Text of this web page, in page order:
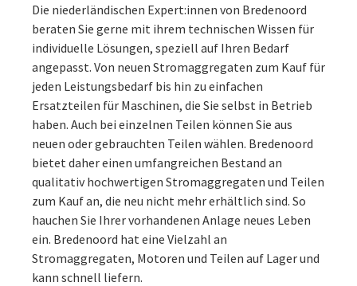
Die niederländischen Expert:innen von Bredenoord
beraten Sie gerne mit ihrem technischen Wissen für
individuelle Lösungen, speziell auf Ihren Bedarf
angepasst. Von neuen Stromaggregaten zum Kauf für
jeden Leistungsbedarf bis hin zu einfachen
Ersatzteilen für Maschinen, die Sie selbst in Betrieb
haben. Auch bei einzelnen Teilen können Sie aus
neuen oder gebrauchten Teilen wählen. Bredenoord
bietet daher einen umfangreichen Bestand an
qualitativ hochwertigen Stromaggregaten und Teilen
zum Kauf an, die neu nicht mehr erhältlich sind. So
hauchen Sie Ihrer vorhandenen Anlage neues Leben
ein. Bredenoord hat eine Vielzahl an
Stromaggregaten, Motoren und Teilen auf Lager und
kann schnell liefern.